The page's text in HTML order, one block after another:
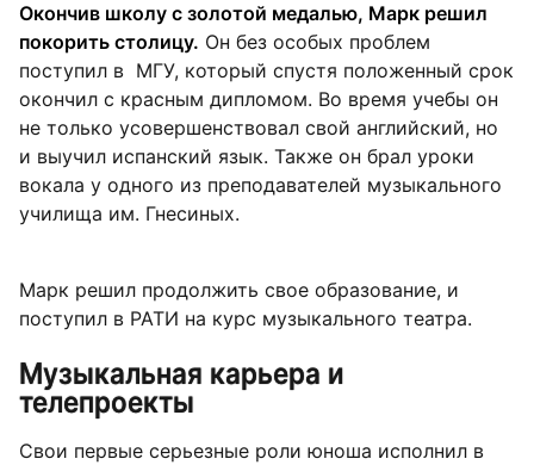
Окончив школу с золотой медалью, Марк решил
покорить столицу. Он без особых проблем
поступил в МГУ, который спустя положенный срок
окончил с красным дипломом. Во время учебы он
не только усовершенствовал свой английский, но
и выучил испанский язык. Также он брал уроки
вокала у одного из преподавателей музыкального
училища им. Гнесиных.
Марк решил продолжить свое образование, и
поступил в РАТИ на курс музыкального театра.
Музыкальная карьера и
телепроекты
Свои первые серьезные роли юноша исполнил в